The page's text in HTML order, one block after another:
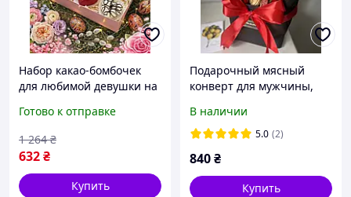
Набор какао-бомбочек
для любимой девушки на
любовь" М Съедобные
чашечки и какао-
бомбочки
Готово к отправке
632₴
1 264 ₴
Купить
Подарочный мясный
конверт для мужчины,
колбасками и сыром 0,6
кг
В наличии
5.0 (2)
840₴
Купить